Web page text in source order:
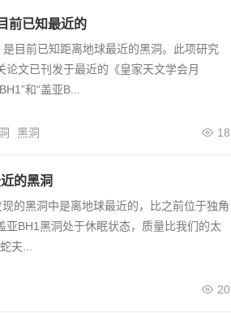
前已知最近的
目前已知距离地球最近的黑洞。此项研究
文已刊发于最近的《皇家天文学会月
和“盖亚B...
18
黑洞
的黑洞
的黑洞中是离地球最近的，比之前位于独角
BH1黑洞处于休眠状态，质量比我们的太
夫...
20